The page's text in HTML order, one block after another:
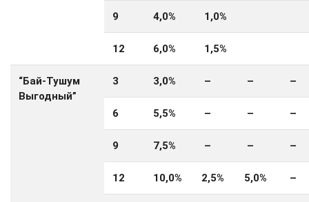
9 4,0% 1,0%
12 6,0% 1,5%
“Бай-Тушум
Выгодный”
3 3,0% – – –
6 5,5% – – –
9 7,5% – – –
12 10,0% 2,5% 5,0% –